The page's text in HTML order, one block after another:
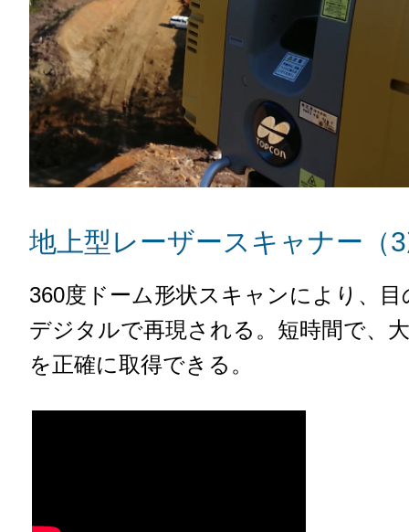
地上型レーザースキャナー（
360度ドーム形状スキャンにより、
デジタルで再現される。短時間で、
を正確に取得できる。